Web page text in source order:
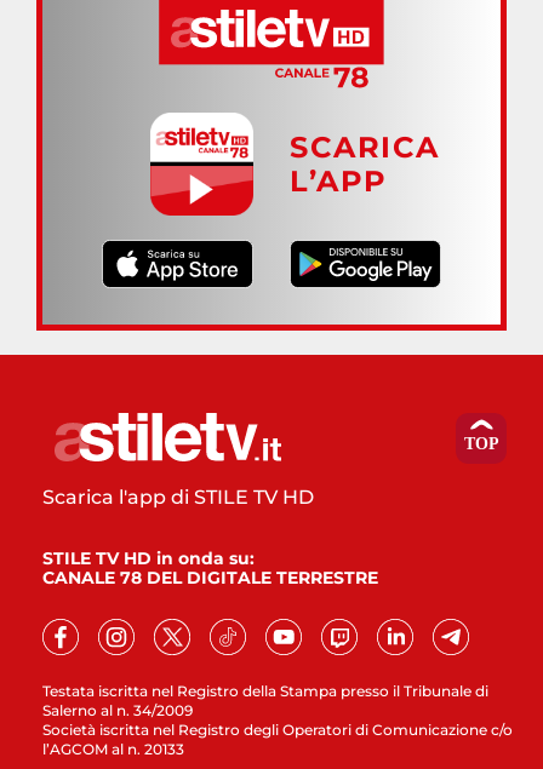
SCARICA
L’APP
Testata iscritta nel Registro della Stampa presso il Tribunale di
Salerno al n. 34/2009
Società iscritta nel Registro degli Operatori di Comunicazione c/o
l’AGCOM al n. 20133
Scarica l'app di STILE TV HD
STILE TV HD in onda su:
CANALE 78 DEL DIGITALE TERRESTRE